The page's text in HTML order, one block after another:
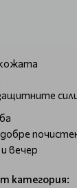
вечер
категория: